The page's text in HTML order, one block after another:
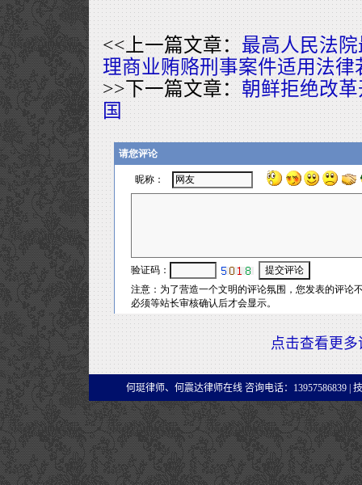
<<上一篇文章：最高人民法
理商业贿赂刑事案件适用法律
>>下一篇文章：朝鲜拒绝改
国
点击查看更多
何珽律师、何震达律师在线 咨询电话：13957586839 |